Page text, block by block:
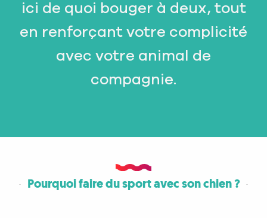
ici de quoi bouger à deux, tout
en renforçant votre complicité
avec votre animal de
compagnie.
Pourquoi faire du sport avec son chien ?